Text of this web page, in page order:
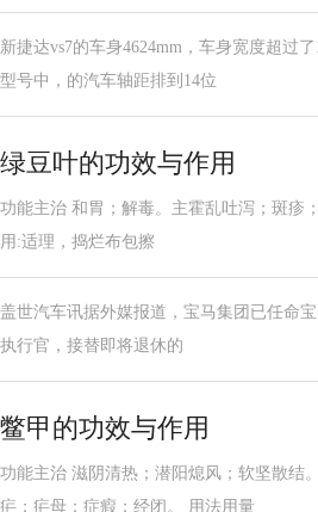
新捷达vs7的车身4624mm，车身宽度超过
型号中，的汽车轴距排到14位
绿豆叶的功效与作用
功能主治 和胃；解毒。主霍乱吐泻；斑疹
用:适理，捣烂布包擦
盖世汽车讯据外媒报道，宝马集团已任命
执行官，接替即将退休的
鳖甲的功效与作用
功能主治 滋阴清热；潜阳熄风；软坚散结
疟；疟母；症瘕；经闭。 用法用量